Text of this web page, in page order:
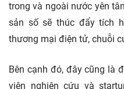
trong và ngoài nước yên
sản số sẽ thúc đẩy tích
thương mại điện tử, chuỗi
Bên cạnh đó, đây cũng là
viện nghiên cứu và